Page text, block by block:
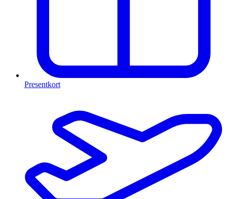
Presentkort